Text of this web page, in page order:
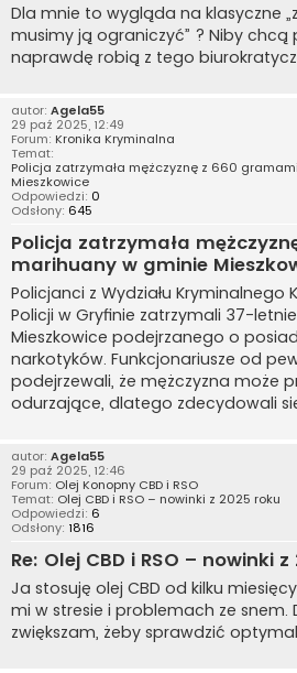
Dla mnie to wygląda na klasyczne
musimy ją ograniczyć” ? Niby chcą
naprawdę robią z tego
autor: Agela55
29 paź 2025, 12:49
Forum: Kronika Kryminalna
Temat:
Policja zatrzymała mężczyznę z 660
Mieszkowice
Odpowiedzi: 0
Odsłony: 645
Policja zatrzymała
marihuany w gminie
Policjanci z Wydziału Kryminalnego
Policji w Gryfinie zatrzymali 37-
Mieszkowice podejrzanego o
narkotyków. Funkcjonariusze od
podejrzewali, że mężczyzna może
odurzające, dlatego zdecydowali
autor: Agela55
29 paź 2025, 12:46
Forum: Olej Konopny CBD i RSO
Temat: Olej CBD i RSO – nowinki z 2025 roku
Odpowiedzi: 6
Odsłony: 1816
Re: Olej CBD i RSO – nowinki
Ja stosuję olej CBD od kilku
mi w stresie i problemach ze snem.
zwiększam, żeby sprawdzić